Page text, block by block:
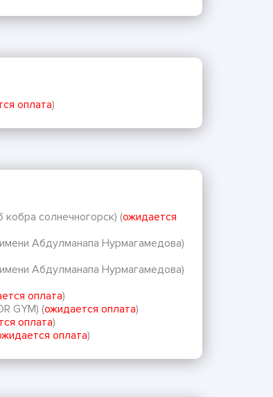
оплата)
солнечногорск) (ожидается
Абдулманапа Нурмагамедова)
Абдулманапа Нурмагамедова)
оплата)
GYM) (ожидается оплата)
оплата)
оплата)